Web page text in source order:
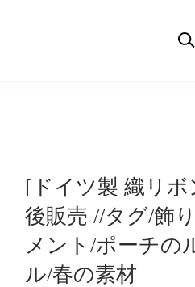
[ドイツ製 織リボ
後販売 //タグ/飾
メント/ポーチの
ル/春の素材